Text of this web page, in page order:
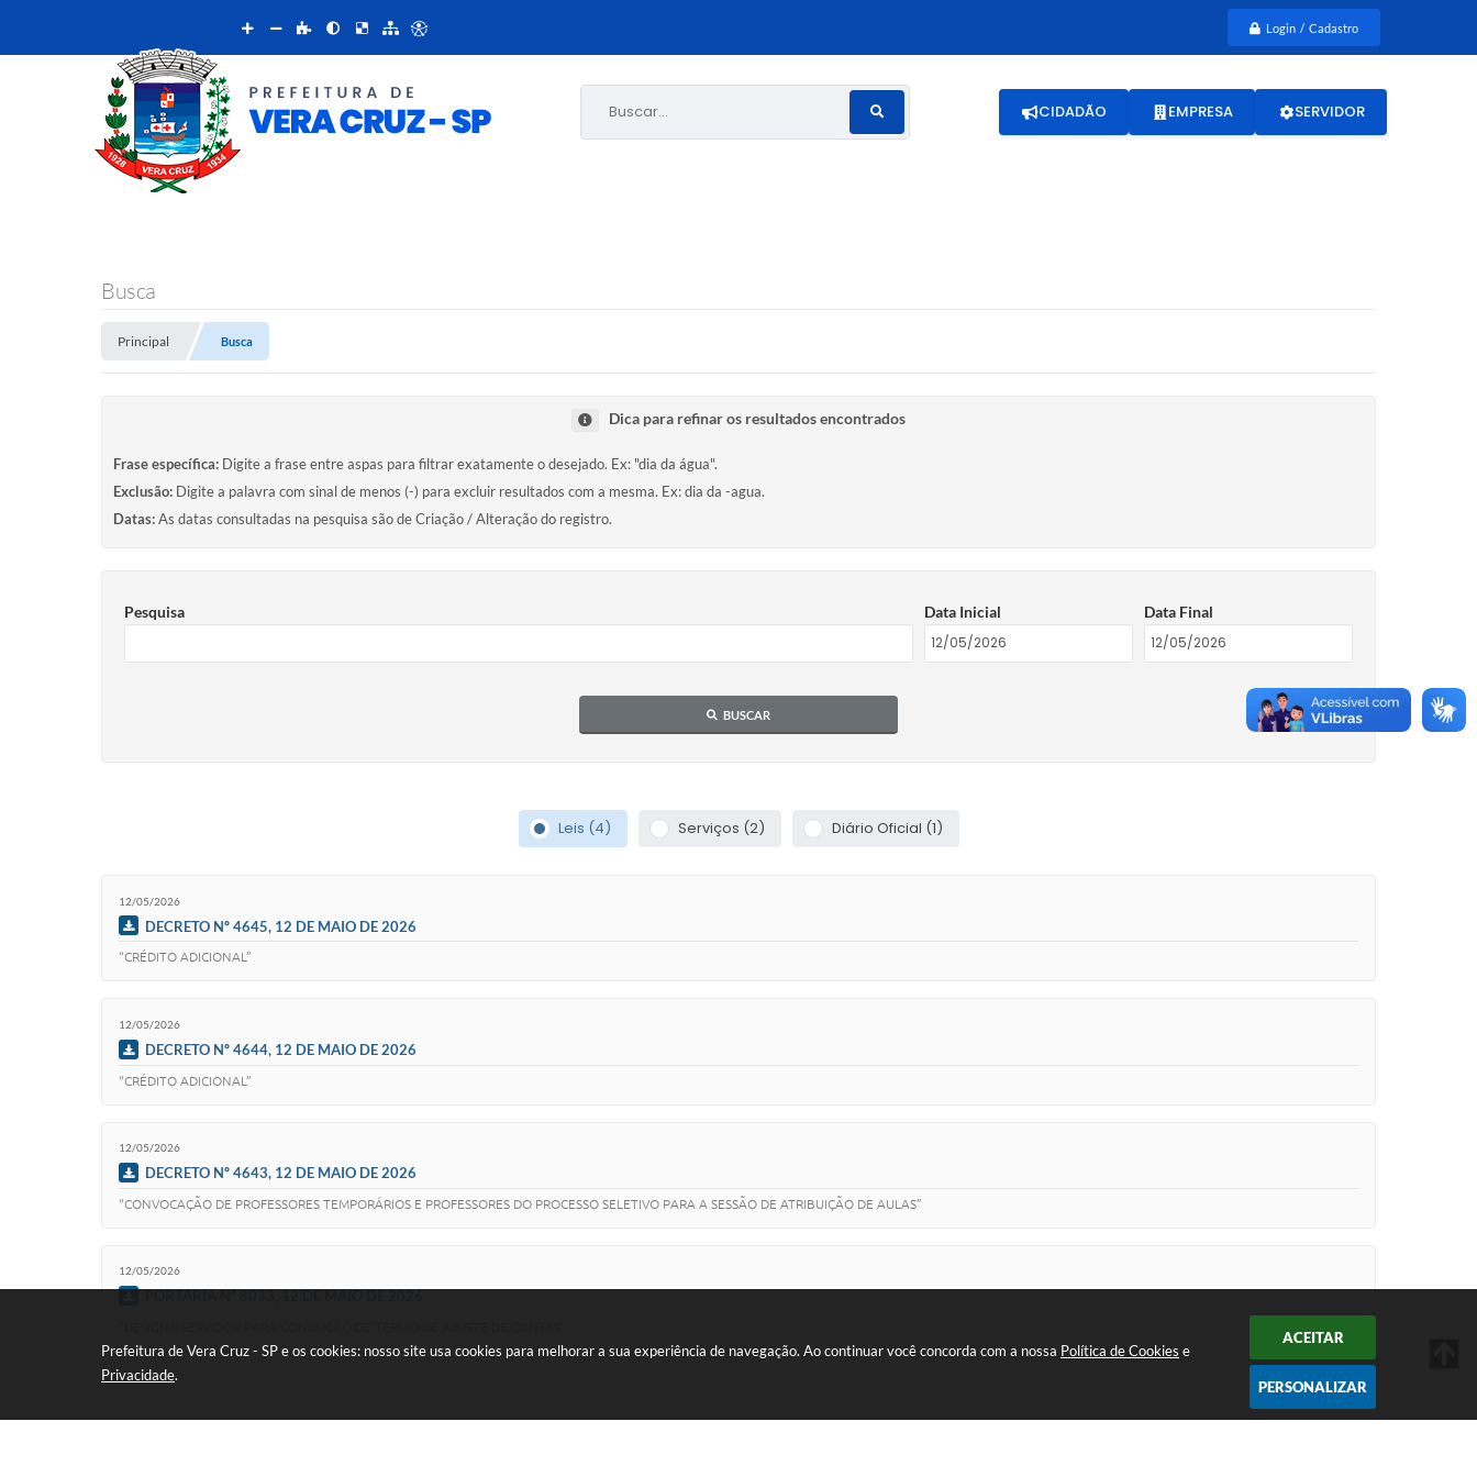
Prefeitura de Vera Cruz - SP e os cookies: nosso site usa cookies para melhorar a sua experiência de navegação. Ao continuar você concorda com a nossa Política de Cookies e
Privacidade.
ACEITAR
PERSONALIZAR
Login / Cadastro
Buscar... CIDADÃO EMPRESA SERVIDOR
Busca
Principal Busca
Dica para refinar os resultados encontrados
Frase específica: Digite a frase entre aspas para filtrar exatamente o desejado. Ex: "dia da água".
Exclusão: Digite a palavra com sinal de menos (-) para excluir resultados com a mesma. Ex: dia da -agua.
Datas:As datas consultadas na pesquisa são de Criação / Alteração do registro.
Pesquisa Data Inicial Data Final
BUSCAR
Leis (4) Serviços (2) Diário Oficial (1)
12/05/2026
DECRETO Nº 4645, 12 DE MAIO DE 2026
“CRÉDITO ADICIONAL”
12/05/2026
DECRETO Nº 4644, 12 DE MAIO DE 2026
“CRÉDITO ADICIONAL”
12/05/2026
DECRETO Nº 4643, 12 DE MAIO DE 2026
“CONVOCAÇÃO DE PROFESSORES TEMPORÁRIOS E PROFESSORES DO PROCESSO SELETIVO PARA A SESSÃO DE ATRIBUIÇÃO DE AULAS”
12/05/2026